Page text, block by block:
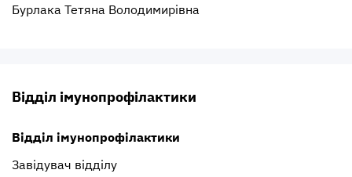
Бурлака Тетяна Володимирівна
Відділ імунопрофілактики
Відділ імунопрофілактики
Завідувач відділу